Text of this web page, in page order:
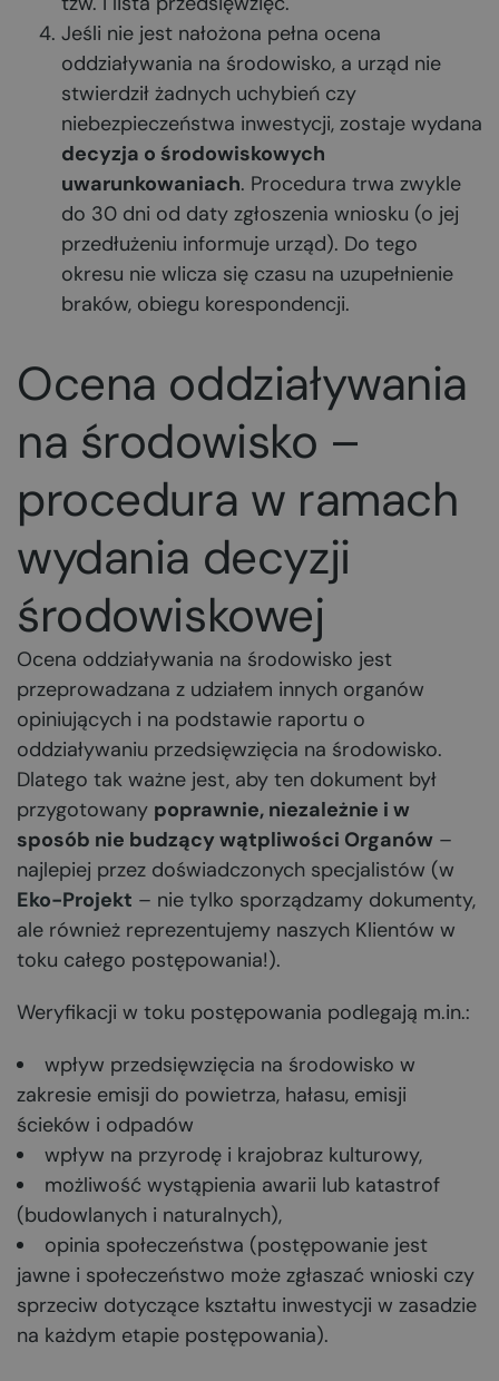
Jeśli nie jest nałożona pełna ocena
oddziaływania na środowisko, a urząd nie
stwierdził żadnych uchybień czy
niebezpieczeństwa inwestycji, zostaje wydana
decyzja o środowiskowych
uwarunkowaniach. Procedura trwa zwykle
do 30 dni od daty zgłoszenia wniosku (o jej
przedłużeniu informuje urząd). Do tego
okresu nie wlicza się czasu na uzupełnienie
braków, obiegu korespondencji.
Ocena oddziaływania
na środowisko –
procedura w ramach
wydania decyzji
środowiskowej
Ocena oddziaływania na środowisko jest
przeprowadzana z udziałem innych organów
opiniujących i na podstawie raportu o
oddziaływaniu przedsięwzięcia na środowisko.
Dlatego tak ważne jest, aby ten dokument był
przygotowany poprawnie, niezależnie i w
sposób nie budzący wątpliwości Organów –
najlepiej przez doświadczonych specjalistów (w
Eko-Projekt – nie tylko sporządzamy dokumenty,
ale również reprezentujemy naszych Klientów w
toku całego postępowania!).
Weryfikacji w toku postępowania podlegają m.in.:
wpływ przedsięwzięcia na środowisko w
zakresie emisji do powietrza, hałasu, emisji
ścieków i odpadów
wpływ na przyrodę i krajobraz kulturowy,
możliwość wystąpienia awarii lub katastrof
(budowlanych i naturalnych),
opinia społeczeństwa (postępowanie jest
jawne i społeczeństwo może zgłaszać wnioski czy
sprzeciw dotyczące kształtu inwestycji w zasadzie
na każdym etapie postępowania).